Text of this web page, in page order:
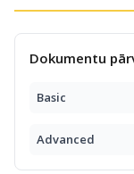
Dokumentu
Basic
Advanced